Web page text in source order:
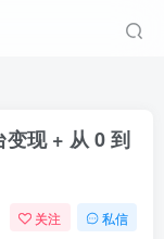
变现 + 从 0 到
关注 私信